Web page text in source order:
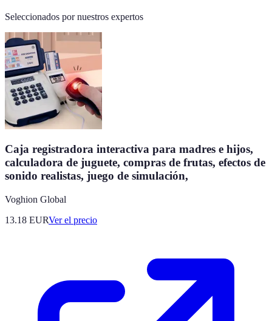
Seleccionados por nuestros expertos
Caja registradora interactiva para madres e hijos,
calculadora de juguete, compras de frutas, efectos de
sonido realistas, juego de simulación,
Voghion Global
13.18 EURVer el precio